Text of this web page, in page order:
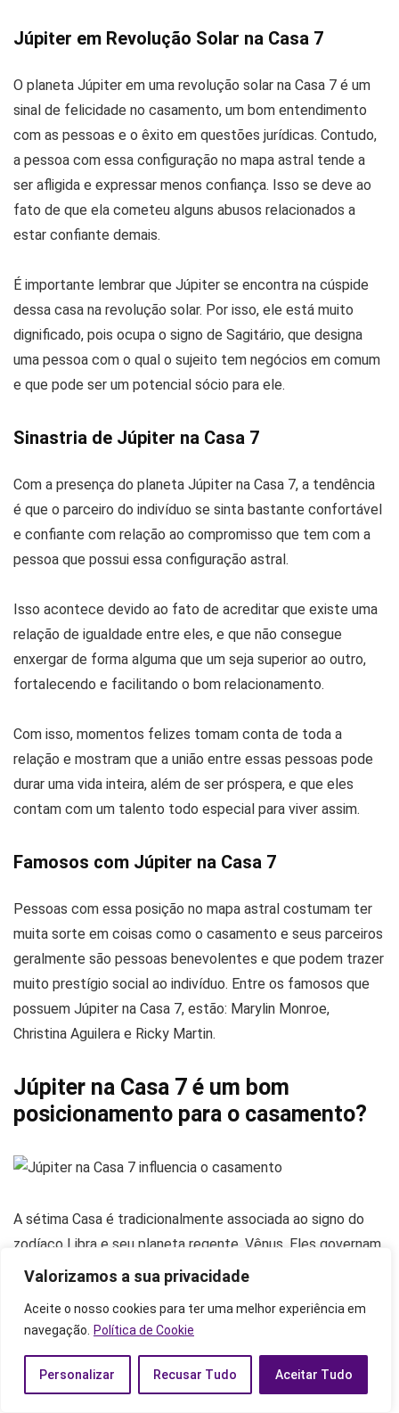
Valorizamos a sua privacidade
Aceite o nosso cookies para ter uma melhor experiência em
navegação.
Política de Cookie
Personalizar Recusar Tudo Aceitar Tudo
Júpiter em Revolução Solar na Casa 7
O planeta Júpiter em uma revolução solar na Casa 7 é um
sinal de felicidade no casamento, um bom entendimento
com as pessoas e o êxito em questões jurídicas. Contudo,
a pessoa com essa configuração no mapa astral tende a
ser afligida e expressar menos confiança. Isso se deve ao
fato de que ela cometeu alguns abusos relacionados a
estar confiante demais.
É importante lembrar que Júpiter se encontra na cúspide
dessa casa na revolução solar. Por isso, ele está muito
dignificado, pois ocupa o signo de Sagitário, que designa
uma pessoa com o qual o sujeito tem negócios em comum
e que pode ser um potencial sócio para ele.
Sinastria de Júpiter na Casa 7
Com a presença do planeta Júpiter na Casa 7, a tendência
é que o parceiro do indivíduo se sinta bastante confortável
e confiante com relação ao compromisso que tem com a
pessoa que possui essa configuração astral.
Isso acontece devido ao fato de acreditar que existe uma
relação de igualdade entre eles, e que não consegue
enxergar de forma alguma que um seja superior ao outro,
fortalecendo e facilitando o bom relacionamento.
Com isso, momentos felizes tomam conta de toda a
relação e mostram que a união entre essas pessoas pode
durar uma vida inteira, além de ser próspera, e que eles
contam com um talento todo especial para viver assim.
Famosos com Júpiter na Casa 7
Pessoas com essa posição no mapa astral costumam ter
muita sorte em coisas como o casamento e seus parceiros
geralmente são pessoas benevolentes e que podem trazer
muito prestígio social ao indivíduo. Entre os famosos que
possuem Júpiter na Casa 7, estão: Marylin Monroe,
Christina Aguilera e Ricky Martin.
Júpiter na Casa 7 é um bom
posicionamento para o casamento?
A sétima Casa é tradicionalmente associada ao signo do
zodíaco Libra e seu planeta regente, Vênus. Eles governam
todas as parcerias, incluindo o casamento. No mapa astral,
onde está o fluxo de energia que o ajuda a ter sucesso.
Assim, quando Júpiter está na sétima Casa o indivíduo
passa a ter mais sorte no casamento. Logo, as parcerias